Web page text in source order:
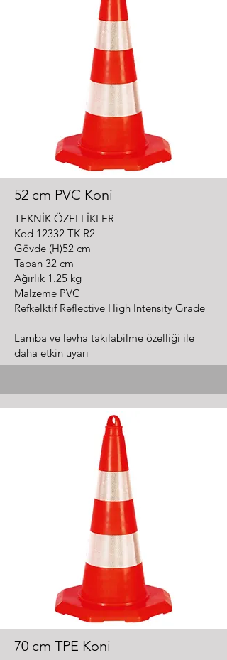
52 cm PVC Koni
TEKNİK ÖZELLİKLER
Kod 12332 TK R2
Gövde (H)52 cm
Taban 32 cm
Ağırlık 1.25 kg
Malzeme PVC
Refkelktif Reflective High Intensity Grade
Lamba ve levha takılabilme özelliği ile
daha etkin uyarı
70 cm TPE Koni